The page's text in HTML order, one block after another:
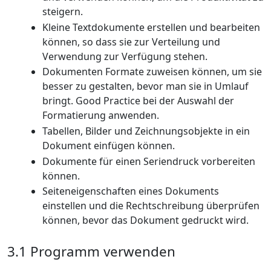
steigern.
Kleine Textdokumente erstellen und bearbeiten
können, so dass sie zur Verteilung und
Verwendung zur Verfügung stehen.
Dokumenten Formate zuweisen können, um sie
besser zu gestalten, bevor man sie in Umlauf
bringt. Good Practice bei der Auswahl der
Formatierung anwenden.
Tabellen, Bilder und Zeichnungsobjekte in ein
Dokument einfügen können.
Dokumente für einen Seriendruck vorbereiten
können.
Seiteneigenschaften eines Dokuments
einstellen und die Rechtschreibung überprüfen
können, bevor das Dokument gedruckt wird.
3.1 Programm verwenden